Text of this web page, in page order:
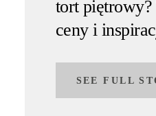
tort piętrowy?
ceny i
SEE FULL